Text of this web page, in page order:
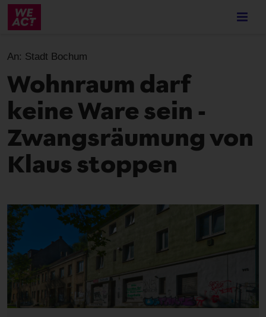
Skip
content
An: Stadt Bochum
Wohnraum darf
keine Ware sein -
Zwangsräumung von
Klaus stoppen